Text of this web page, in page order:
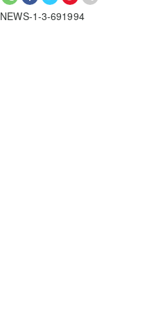
NEWS-1-3-691994